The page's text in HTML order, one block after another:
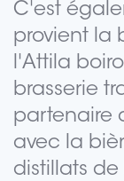
C'est
provient la
l'Attila
brasserie
partenaire
avec la
distillats de